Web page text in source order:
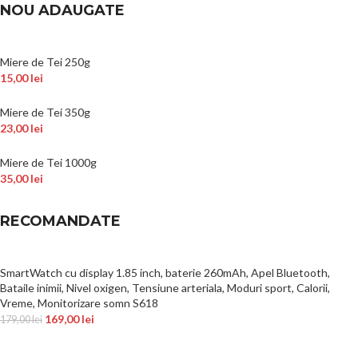
NOU ADAUGATE
Miere de Tei 250g
15,00lei
Miere de Tei 350g
23,00lei
Miere de Tei 1000g
35,00lei
RECOMANDATE
SmartWatch cu display 1.85 inch, baterie 260mAh, Apel Bluetooth,
Bataile inimii, Nivel oxigen, Tensiune arteriala, Moduri sport, Calorii,
Vreme, Monitorizare somn S618
179,00lei 169,00lei